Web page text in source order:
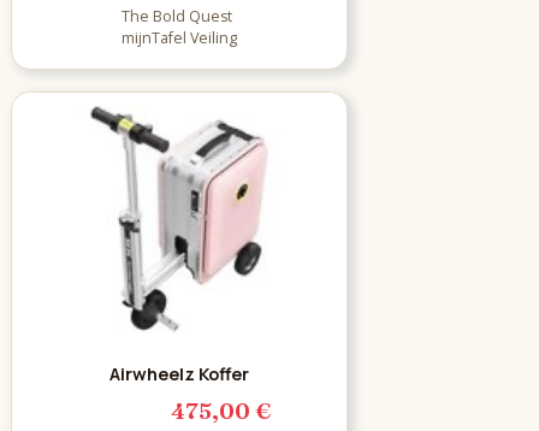
The Bold Quest
mijnTafel Veiling
Airwheelz Koffer
475,00 €